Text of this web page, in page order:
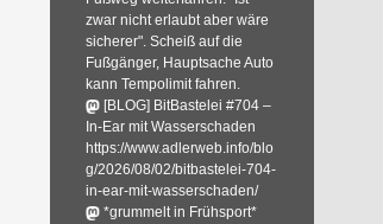
zwar nicht erlaubt aber wäre
sicherer". Scheiß auf die
Fußgänger, Hauptsache Auto
kann Tempolimit fahren.
[BLOG] BitBastelei #704 –
In-Ear mit Wasserschaden
https://www.adlerweb.info/blo
g/2026/08/02/bitbastelei-704-
in-ear-mit-wasserschaden/
*grummelt in Frühsport*